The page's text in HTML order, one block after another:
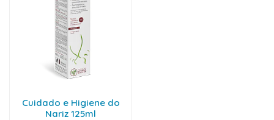
Cuidado e Higiene do
Nariz 125ml